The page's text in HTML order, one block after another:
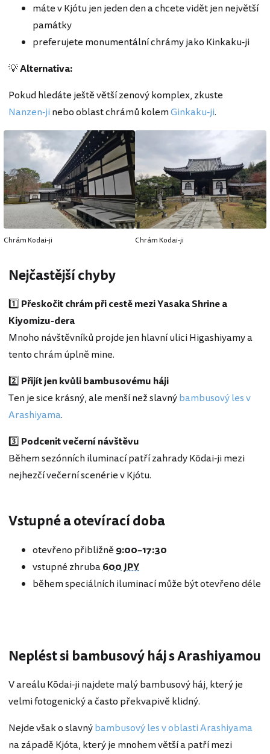
máte v Kjótu jen jeden den a chcete vidět jen největší
památky
preferujete monumentální chrámy jako Kinkaku‑ji
💡Alternativa:
Pokud hledáte ještě větší zenový komplex, zkuste
Nanzen‑ji nebo oblast chrámů kolemGinkaku‑ji.
Chrám Kodai-ji Chrám Kodai-ji
Nejčastější chyby
1️⃣ Přeskočit chrám při cestě mezi Yasaka Shrine a
Kiyomizu-dera
Mnoho návštěvníků projde jen hlavní ulici Higashiyamy a
tento chrám úplně mine.
2️⃣ Přijít jen kvůli bambusovému háji
Ten je sice krásný, ale menší než slavnýbambusový les v
Arashiyama.
3️⃣ Podcenit večerní návštěvu
Během sezónních iluminací patří zahrady Kōdai-ji mezi
nejhezčí večerní scenérie v Kjótu.
Vstupné a otevírací doba
otevřeno přibližně 9:00–17:30
vstupné zhruba600 JPY
během speciálních iluminací může být otevřeno déle
Neplést si bambusový háj s Arashiyamou
V areálu Kōdai-ji najdete malý bambusový háj, který je
velmi fotogenický a často překvapivě klidný.
Nejde však o slavnýbambusový les v oblasti Arashiyama
na západě Kjóta, který je mnohem větší a patří mezi